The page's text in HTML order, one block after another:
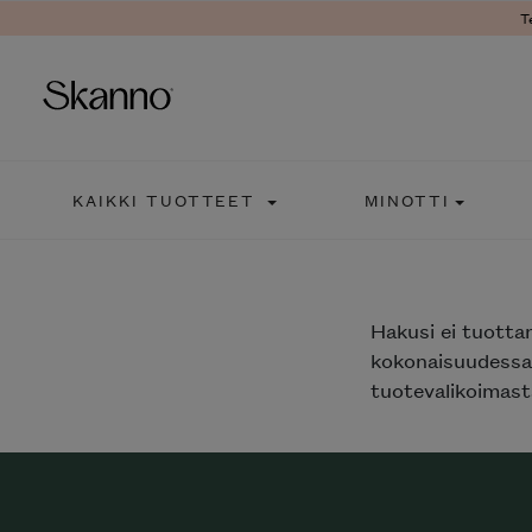
KAIKKI TUOTTEET MINOTTI
Hakusi ei